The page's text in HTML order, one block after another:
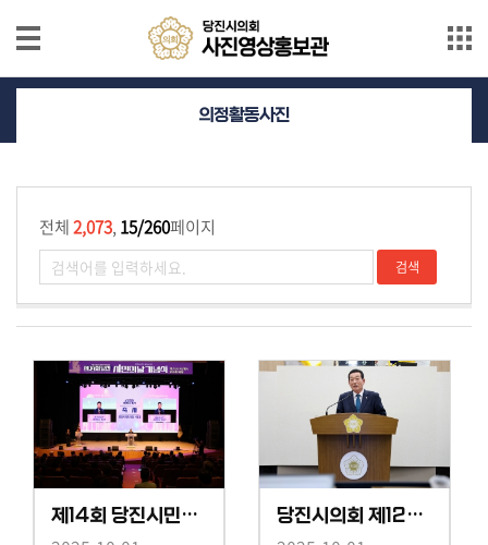
본문으로 바로가기
메인메뉴 바로가기
동
진
의
동
상
의정활동사진
전체2,073, 15/260페이지
제14회 당진시민의 날 행사 당진시의회 제123회 임시회 제3차 본회의